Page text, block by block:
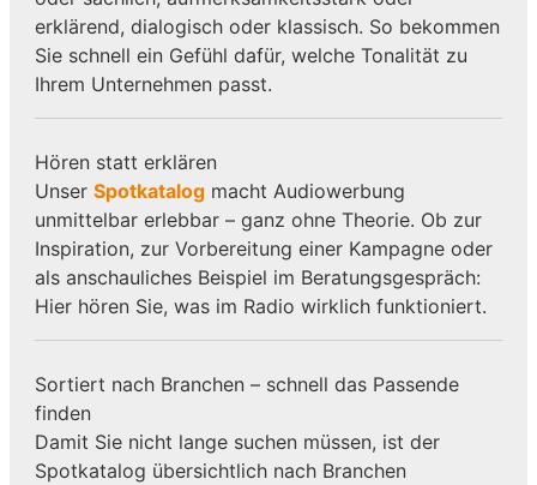
erklärend, dialogisch oder klassisch. So bekommen
Sie schnell ein Gefühl dafür, welche Tonalität zu
Ihrem Unternehmen passt.
Hören statt erklären
Unser Spotkatalogmacht Audiowerbung
unmittelbar erlebbar – ganz ohne Theorie. Ob zur
Inspiration, zur Vorbereitung einer Kampagne oder
als anschauliches Beispiel im Beratungsgespräch:
Hier hören Sie, was im Radio wirklich funktioniert.
Sortiert nach Branchen – schnell das Passende
finden
Damit Sie nicht lange suchen müssen, ist der
Spotkatalog übersichtlich nach Branchen